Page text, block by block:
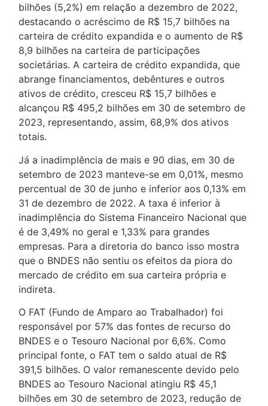
bilhões (5,2%) em relação a dezembro de 2022,
destacando o acréscimo de R$ 15,7 bilhões na
carteira de crédito expandida e o aumento de R$
8,9 bilhões na carteira de participações
societárias. A carteira de crédito expandida, que
abrange financiamentos, debêntures e outros
ativos de crédito, cresceu R$ 15,7 bilhões e
alcançou R$ 495,2 bilhões em 30 de setembro de
2023, representando, assim, 68,9% dos ativos
totais.
Já a inadimplência de mais e 90 dias, em 30 de
setembro de 2023 manteve-se em 0,01%, mesmo
percentual de 30 de junho e inferior aos 0,13% em
31 de dezembro de 2022. A taxa é inferior à
inadimplência do Sistema Financeiro Nacional que
é de 3,49% no geral e 1,33% para grandes
empresas. Para a diretoria do banco isso mostra
que o BNDES não sentiu os efeitos da piora do
mercado de crédito em sua carteira própria e
indireta.
O FAT (Fundo de Amparo ao Trabalhador) foi
responsável por 57% das fontes de recurso do
BNDES e o Tesouro Nacional por 6,6%. Como
principal fonte, o FAT tem o saldo atual de R$
391,5 bilhões. O valor remanescente devido pelo
BNDES ao Tesouro Nacional atingiu R$ 45,1
bilhões em 30 de setembro de 2023, redução de